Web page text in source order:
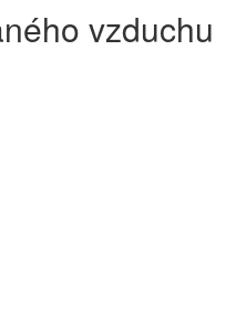
vzduchu